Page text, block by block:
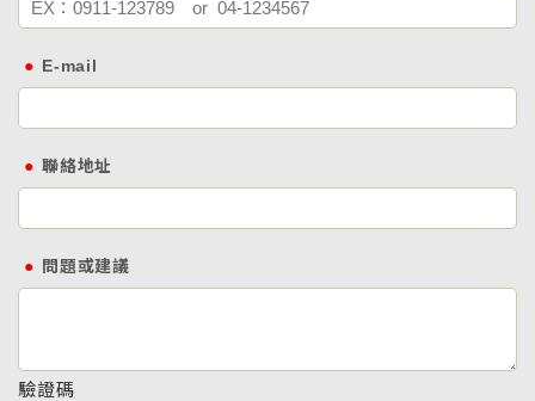
E-mail
聯絡地址
問題或建議
驗證碼